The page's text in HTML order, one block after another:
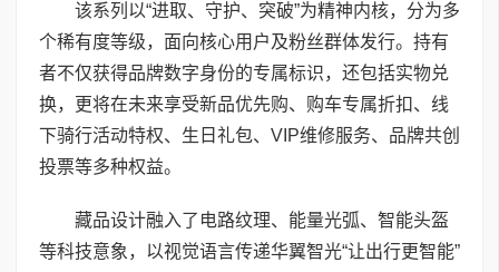
该系列以“进取、守护、突破”为精神内核，分为多
个稀有度等级，面向核心用户及粉丝群体发行。持有
者不仅获得品牌数字身份的专属标识，还包括实物兑
换，更将在未来享受新品优先购、购车专属折扣、线
下骑行活动特权、生日礼包、VIP维修服务、品牌共创
投票等多种权益。
藏品设计融入了电路纹理、能量光弧、智能头盔
等科技意象，以视觉语言传递华翼智光“让出行更智能”